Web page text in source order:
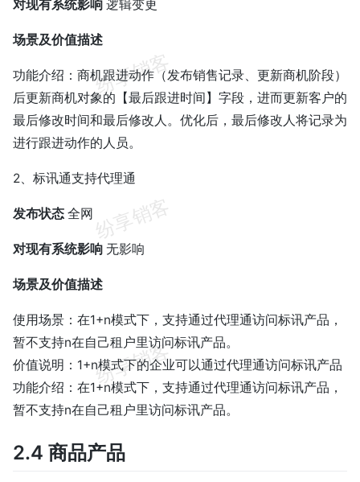
对现有系统影响 逻辑变更
场景及价值描述
功能介绍：商机跟进动作（发布销售记录、更新商机阶段）
后更新商机对象的【最后跟进时间】字段，进而更新客户的
最后修改时间和最后修改人。优化后，最后修改人将记录为
进行跟进动作的人员。
2、标讯通支持代理通
发布状态 全网
对现有系统影响 无影响
场景及价值描述
使用场景：在1+n模式下，支持通过代理通访问标讯产品，
暂不支持n在自己租户里访问标讯产品。
价值说明：1+n模式下的企业可以通过代理通访问标讯产品
功能介绍：在1+n模式下，支持通过代理通访问标讯产品，
暂不支持n在自己租户里访问标讯产品。
2.4 商品产品